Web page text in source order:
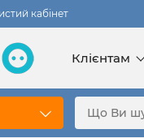
кабінет
Клієнтам